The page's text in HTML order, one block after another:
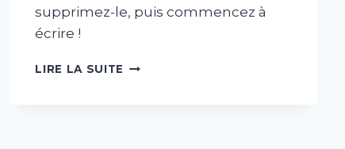
supprimez-le, puis commencez à
écrire !
LIRE LA SUITE